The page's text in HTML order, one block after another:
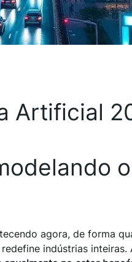
Artificial
o
agora, de forma
indústrias inteiras.